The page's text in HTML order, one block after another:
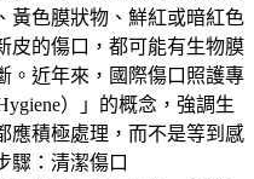
黃色膜狀物、鮮紅或暗紅色
皮的傷口，都可能有生物膜
。近年來，國際傷口照護專
）」的概念，強調生
應積極處理，而不是等到感
驟：清潔傷口